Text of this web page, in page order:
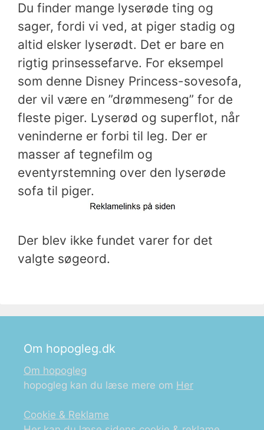
Du finder mange lyserøde ting og
sager, fordi vi ved, at piger stadig og
altid elsker lyserødt. Det er bare en
rigtig prinsessefarve. For eksempel
som denne Disney Princess-sovesofa,
der vil være en ”drømmeseng” for de
fleste piger. Lyserød og superflot, når
veninderne er forbi til leg. Der er
masser af tegnefilm og
eventyrstemning over den lyserøde
sofa til piger.
Der blev ikke fundet varer for det
valgte søgeord.
Om hopogleg.dk
Om hopogleg
hopogleg kan du læse mere om Her
Cookie & Reklame